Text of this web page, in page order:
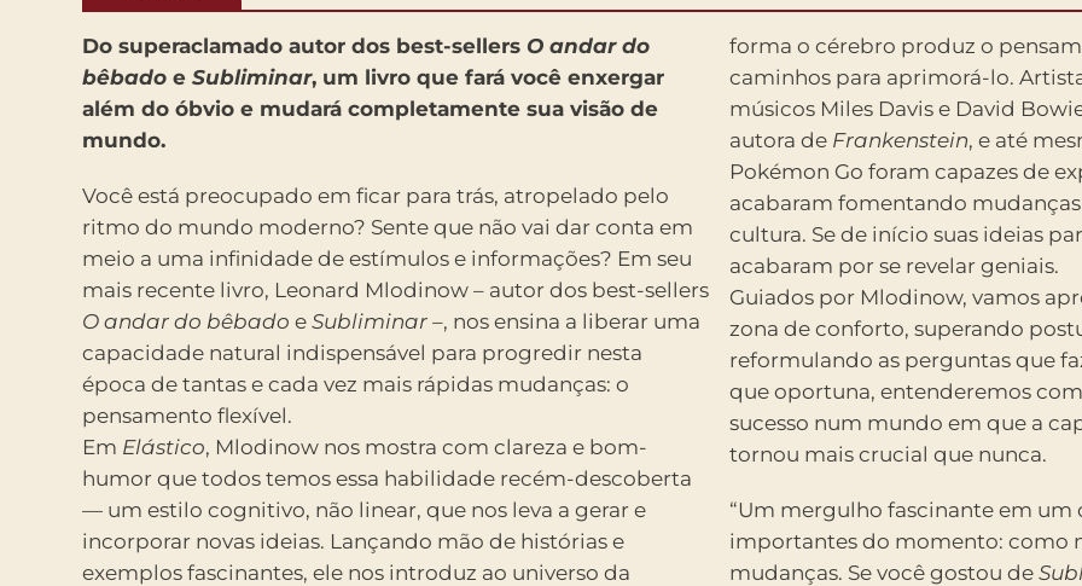
Do superaclamado autor dos best-sellers O andar do
bêbado e Subliminar, um livro que fará você enxergar
além do óbvio e mudará completamente sua visão de
mundo.
Você está preocupado em ficar para trás, atropelado pelo
ritmo do mundo moderno? Sente que não vai dar conta em
meio a uma infinidade de estímulos e informações? Em seu
mais recente livro, Leonard Mlodinow – autor dos best-sellers
O andar do bêbado e Subliminar –, nos ensina a liberar uma
capacidade natural indispensável para progredir nesta
época de tantas e cada vez mais rápidas mudanças: o
pensamento flexível.
Em Elástico, Mlodinow nos mostra com clareza e bom-
humor que todos temos essa habilidade recém-descoberta
— um estilo cognitivo, não linear, que nos leva a gerar e
incorporar novas ideias. Lançando mão de histórias e
exemplos fascinantes, ele nos introduz ao universo da
forma o cérebro produz o
caminhos para aprimorá-lo.
músicos Miles Davis e David
autora de Frankenstein, e até
Pokémon Go foram capazes de
acabaram fomentando
cultura. Se de início suas ideias
acabaram por se revelar geniais.
Guiados por Mlodinow, vamos
zona de conforto, superando
reformulando as perguntas que
que oportuna, entenderemos
sucesso num mundo em que a
tornou mais crucial que nunca.
“Um mergulho fascinante em um
importantes do momento: como
mudanças. Se você gostou de